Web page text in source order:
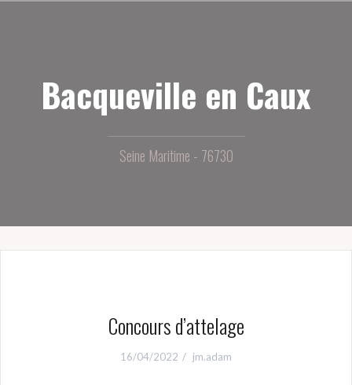
Bacqueville en Caux
Seine Maritime - 76730
Concours d’attelage
16/04/2022 jm.adam